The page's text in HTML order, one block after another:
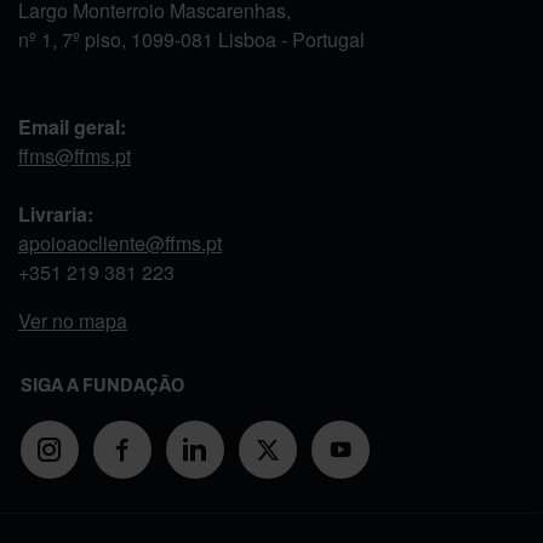
Largo Monterroio Mascarenhas,
nº 1, 7º piso, 1099-081 Lisboa - Portugal
Email geral:
ffms@ffms.pt
Livraria:
apoioaocliente@ffms.pt
+351 219 381 223
Ver no mapa
SIGA A FUNDAÇÃO